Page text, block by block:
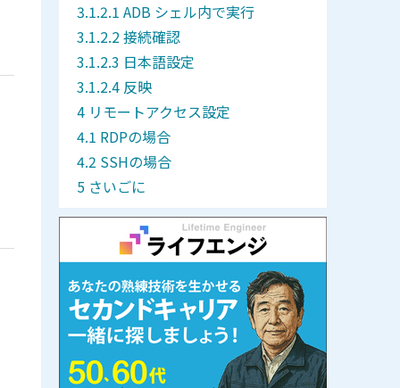
ADB シェル内で実行
接続確認
日本語設定
反映
リモートアクセス設定
RDPの場合
SSHの場合
さいごに